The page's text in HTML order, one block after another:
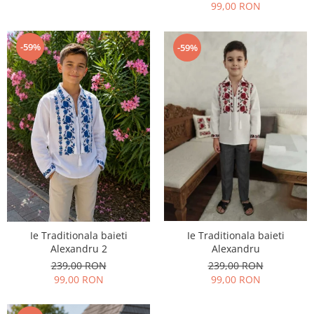
99,00 RON
-59%
Ie Traditionala baieti
Alexandru 2
239,00 RON
99,00 RON
-59%
Ie Traditionala baieti
Alexandru
239,00 RON
99,00 RON